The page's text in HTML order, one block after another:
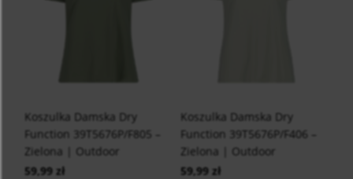
Koszulka Damska Dry
Function 39T5676P/F805 –
Zielona | Outdoor
59,99 zł
Koszulka Damska Dry
Function 39T5676P/F406 –
Zielona | Outdoor
59,99 zł